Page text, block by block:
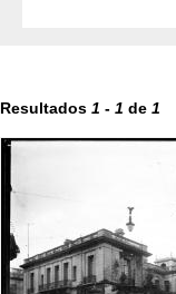
Resultados 1 - 1 de 1